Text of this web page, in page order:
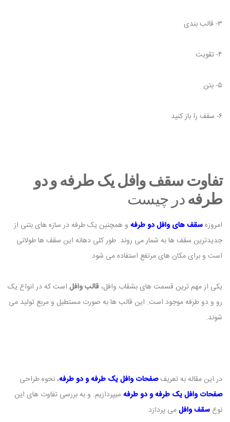
۳- قالب بندی
۴- تقویت
۵- بتن
۶- سقف را باز کنید
تفاوت سقف وافل یک طرفه و دو
طرفهدر چیست
امروزهسقف های وافل دو طرفه و همچنین یک طرفه در سازه های بتنی از
جدیدترین سقف ها به شمار می روند. طور کلی دهانه این سقف ها طولانی
است و برای مکان های مرتفع استفاده می شود.
یکی از مهم ترین قسمت های بشقاب وافل، قالب وافل است که در انواع یک
رو و دو طرفه موجود است. این قالب ها به صورت مستطیل و مربع تولید می
شوند.
در این مقاله به تعریفصفحات وافل یک طرفه و دو طرفه، نحوه طراحی
صفحات وافل یک طرفه و دو طرفهمیپردازیم. و به بررسی تفاوت های این
نوع سقف وافلمی پردازد.